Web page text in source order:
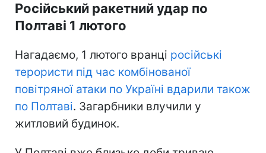
Російський ракетний удар по
Полтаві 1 лютого
Нагадаємо, 1 лютого вранці російські
терористи під час комбінованої
повітряної атаки по Україні вдарили також
по Полтаві. Загарбники влучили у
житловий будинок.